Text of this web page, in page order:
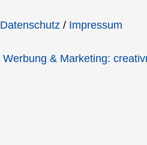
Datenschutz / Impressum
Werbung & Marketing: